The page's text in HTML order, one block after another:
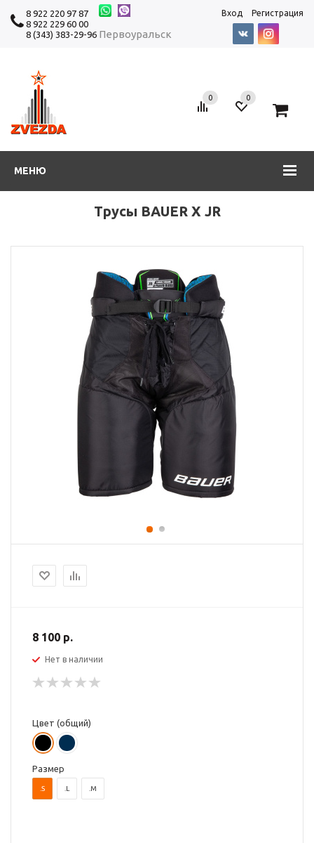
8 922 220 97 87
8 922 229 60 00
8 (343) 383-29-96 Первоуральск
Вход Регистрация
МЕНЮ
0 0
Трусы BAUER X JR
8 100 р.
Нет в наличии
Цвет (общий)
Размер
.S .L .M